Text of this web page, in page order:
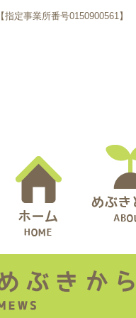
【指定事業所番号0150900561】